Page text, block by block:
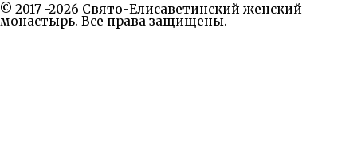
© 2017 -2026 Свято-Елисаветинский женский
монастырь. Все права защищены.